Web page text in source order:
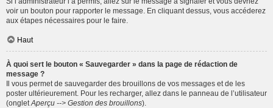
voir un bouton pour rapporter le message. En cliquant dessus, vous accéderez
aux étapes nécessaires pour le faire.
Haut
À quoi sert le bouton « Sauvegarder » dans la page de rédaction de
message ?
Il vous permet de sauvegarder des brouillons de vos messages et de les
poster ultérieurement. Pour les recharger, allez dans le panneau de l’utilisateur
(onglet Aperçu --> Gestion des brouillons).